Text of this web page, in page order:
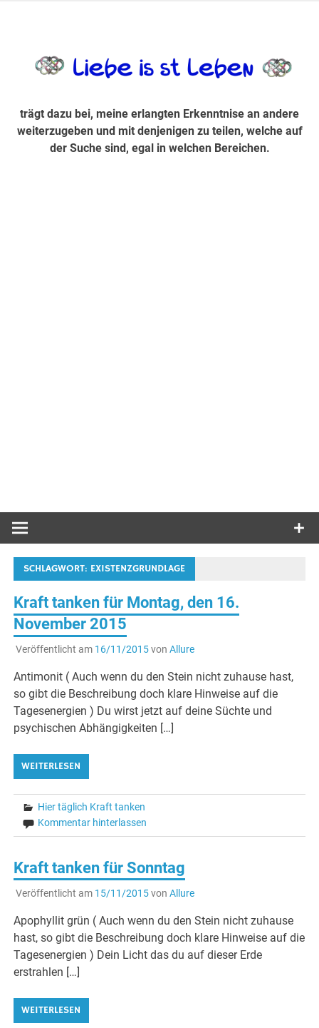
Suche sind, egal in welchen Bereichen.
trägt dazu bei, meine erlangten Erkenntnise an andere
weiterzugeben und mit denjenigen zu teilen, welche auf
der Suche sind, egal in welchen Bereichen.
SCHLAGWORT: EXISTENZGRUNDLAGE
Kraft tanken für Montag, den 16.
November 2015
Veröffentlicht am 16/11/2015von Allure
Antimonit ( Auch wenn du den Stein nicht zuhause hast,
so gibt die Beschreibung doch klare Hinweise auf die
Tagesenergien ) Du wirst jetzt auf deine Süchte und
psychischen Abhängigkeiten […]
WEITERLESEN
Hier täglich Kraft tanken
Kommentar hinterlassen
Kraft tanken für Sonntag
Veröffentlicht am 15/11/2015von Allure
Apophyllit grün ( Auch wenn du den Stein nicht zuhause
hast, so gibt die Beschreibung doch klare Hinweise auf die
Tagesenergien ) Dein Licht das du auf dieser Erde
erstrahlen […]
WEITERLESEN